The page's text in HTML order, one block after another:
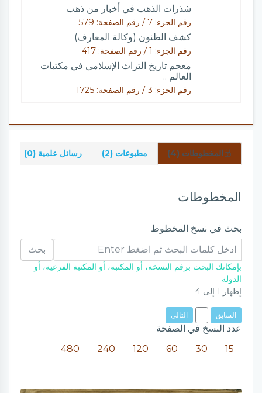
شذرات الذهب في أخبار من ذهب
رقم الجزء: 7 / رقم الصفحة: 579
كشف الظنون (وكالة المعارف)
رقم الجزء: 1 / رقم الصفحة: 417
معجم تاريخ التراث الإسلامي في مكتبات
العالم ..
رقم الجزء: 3 / رقم الصفحة: 1725
المخطوطات (4) مطبوعات (2) رسائل علمية (0)
المخطوطات
بحث في نسخ المخطوط
بحث
بإمكانك البحث برقم النسخة، أو المكتبة، أو المكتبة الفرعية، أو
الدولة
إظهار 1 إلى 4
السابق 1 التالي
عدد النسخ في الصفحة
15
30
60
120
240
480